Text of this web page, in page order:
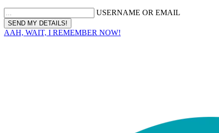
USERNAME OR EMAIL
AAH, WAIT, I REMEMBER NOW!